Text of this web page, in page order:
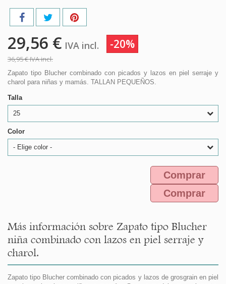
29,56 € IVA incl. -20%
36,95 €IVA incl.
Zapato tipo Blucher combinado con picados y lazos en piel serraje y
charol para niñas y mamás. TALLAN PEQUEÑOS.
Talla
25
Color
- Elige color -
Comprar
Comprar
Más información sobre Zapato tipo Blucher
niña combinado con lazos en piel serraje y
charol.
Zapato tipo Blucher combinado con picados y lazos de grosgrain en piel